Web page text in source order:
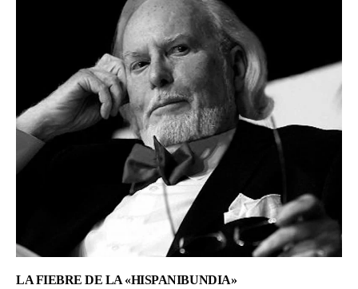
LA FIEBRE DE LA «HISPANIBUNDIA»